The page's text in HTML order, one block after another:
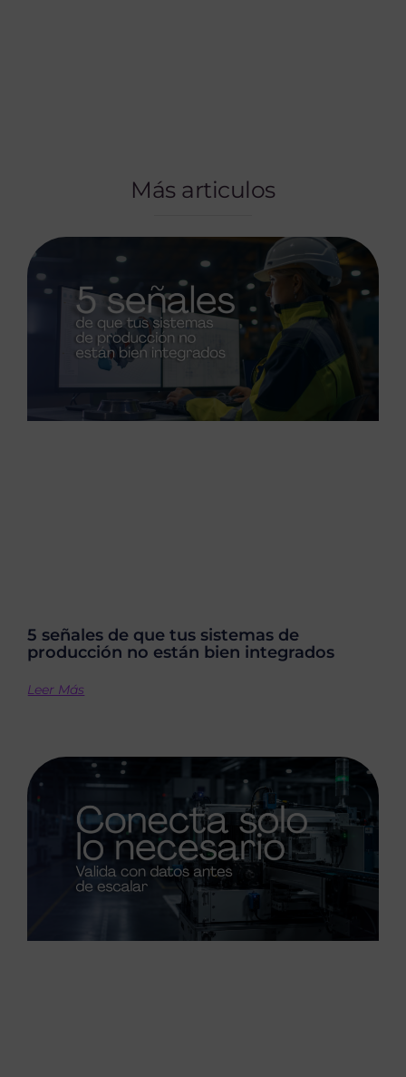
Más articulos
5 señales de que tus sistemas de
producción no están bien integrados
Leer Más